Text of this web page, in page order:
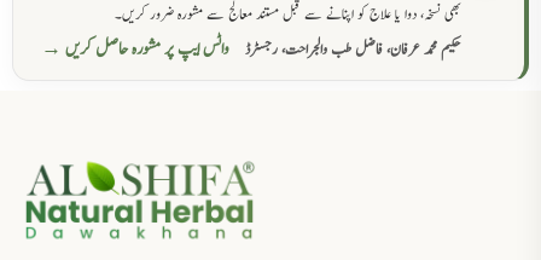
بھی نسخہ، دوا یا علاج کو اپنانے سے قبل مستند معالج سے مشورہ ضرور کریں۔
حکیم محمد عرفان، فاضل طب والجراحت، رجسٹرڈ
واٹس ایپ پر مشورہ حاصل کریں →